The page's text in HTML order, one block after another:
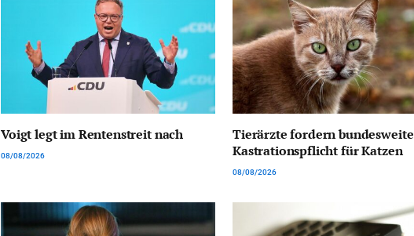
Voigt legt im Rentenstreit nach
08/08/2026
Tierärzte fordern bundesweite
Kastrationspflicht für Katzen
08/08/2026